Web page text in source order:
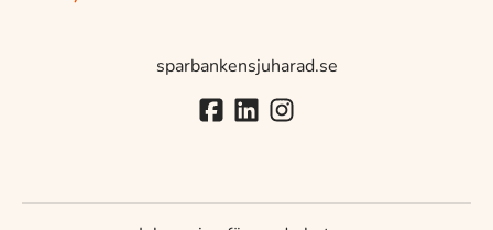
sparbankensjuharad.se